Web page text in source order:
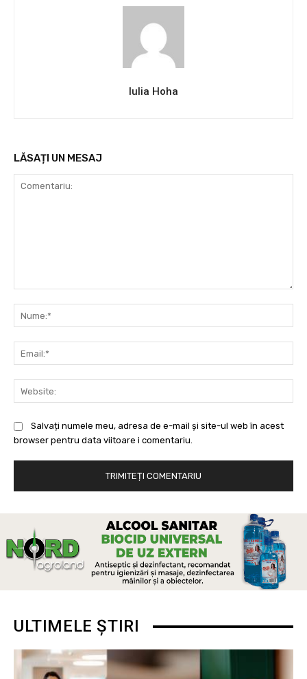
Iulia Hoha
LĂSAȚI UN MESAJ
Salvați numele meu, adresa de e-mail și site-ul web în acest
browser pentru data viitoare i comentariu.
ULTIMELE ȘTIRI